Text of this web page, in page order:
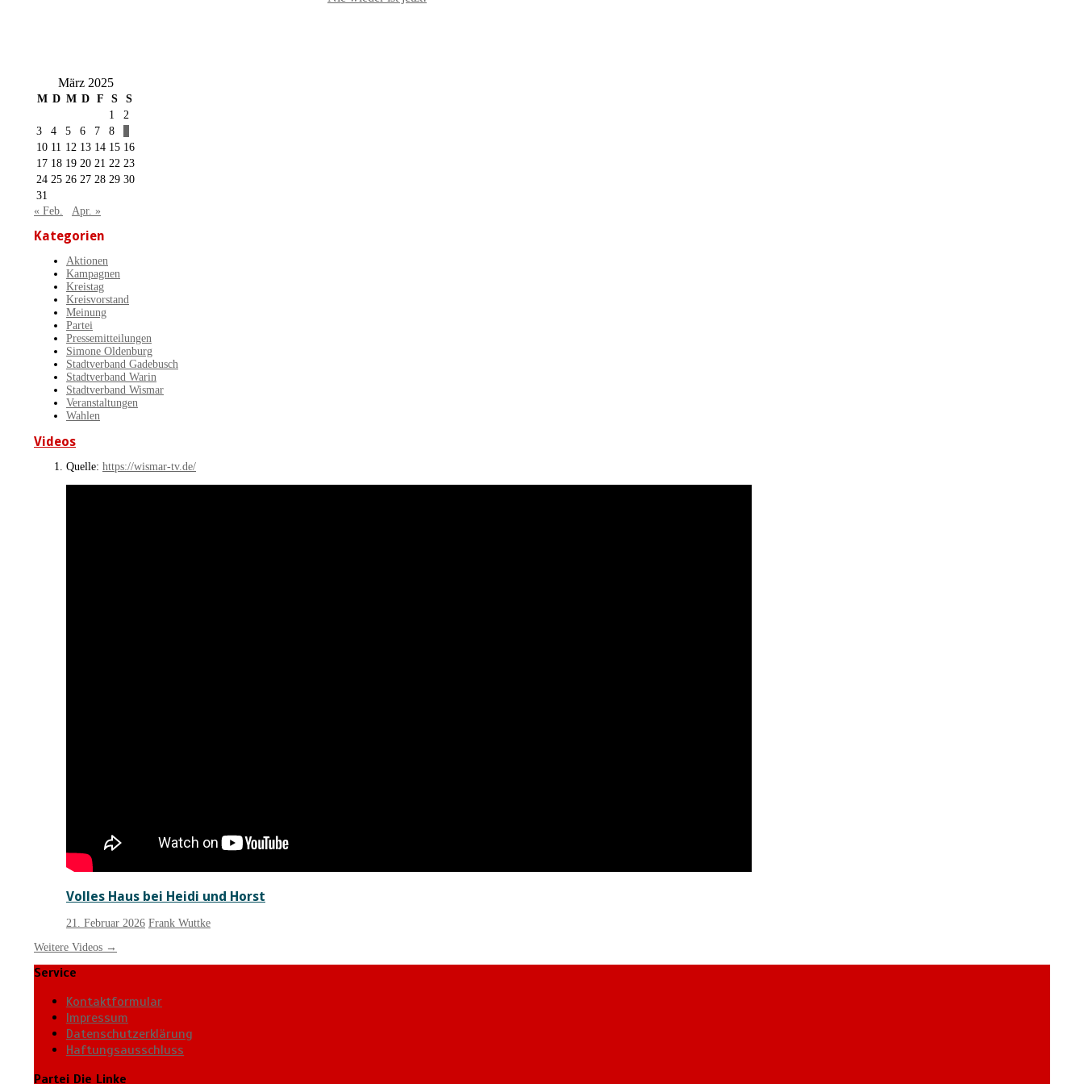
März 2025
M D M D F S
S
1
2
3
4 5 6 7 8
10 11 12 13 14 15 16
17 18 19 20 21 22 23
24 25 26 27 28 29 30
31
« Feb.
Apr. »
Kategorien
Aktionen
Kampagnen
Kreistag
Kreisvorstand
Meinung
Partei
Pressemitteilungen
Simone Oldenburg
Stadtverband Gadebusch
Stadtverband Warin
Stadtverband Wismar
Veranstaltungen
Wahlen
Videos
Quelle: https://wismar-tv.de/
Volles Haus bei Heidi und Horst
21. Februar 2026 Frank Wuttke
Weitere Videos →
Service
Kontaktformular
Impressum
Datenschutzerklärung
Haftungsausschluss
Partei Die Linke